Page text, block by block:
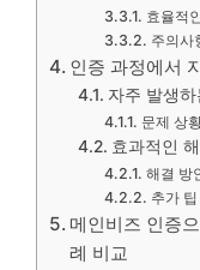
효율적
주의사
인증 과정에서
자주 발생하
문제 상
효과적인
해결 방
추가 팁
메인비즈 인증
례 비교